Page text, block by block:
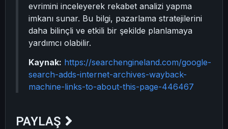
evrimini inceleyerek rekabet analizi yapma
imkanı sunar. Bu bilgi, pazarlama stratejilerini
daha bilinçli ve etkili bir şekilde planlamaya
yardımcı olabilir.
Kaynak: https://searchengineland.com/google-
search-adds-internet-archives-wayback-
machine-links-to-about-this-page-446467
PAYLAŞ